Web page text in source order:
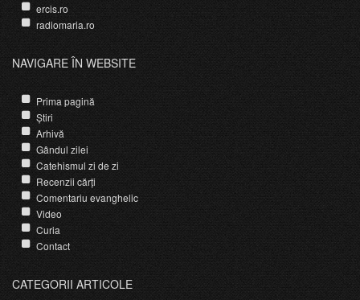
ercis.ro
radiomaria.ro
NAVIGARE ÎN WEBSITE
Prima pagină
Știri
Arhivă
Gândul zilei
Catehismul zi de zi
Recenzii cărți
Comentariu evanghelic
Video
Curia
Contact
CATEGORII ARTICOLE